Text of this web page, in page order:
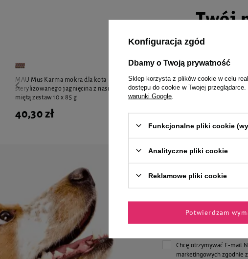
Twój
MAU Mus Karma mokra dla kota
sterylizowanego jagnięcina z nasionami chia i
miętą zestaw 10 x 85 g
40,30 zł
MAU Mus Karma
sterylizowanego
Jak masz na imię?
Chcę otrzymywać E-mail
marketingowych zgodnie z
Konfiguracja zgód
Dbamy o Twoją prywatność
Sklep korzysta z plików cookie w celu
dostępu do cookie w Twojej
warunki Google
Funkcjonalne pliki cookie
Analityczne pliki cookie
Reklamowe pliki cookie
Potwierdzam